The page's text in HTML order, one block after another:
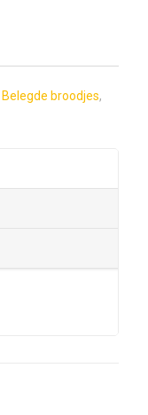
Belegde broodjes,